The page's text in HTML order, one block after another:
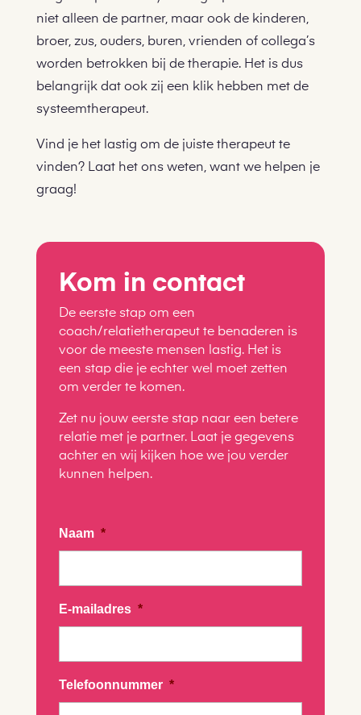
niet alleen de partner, maar ook dekinderen,
broer, zus, ouders, buren, vrienden of collega’s
worden betrokken bij de therapie. Het is dus
belangrijk dat ook zij een klik hebben met de
systeemtherapeut.
Vind je het lastig om de juiste therapeut te
vinden? Laat het ons weten, want we helpen je
graag!
Kom in contact
De eerste stap om een
coach/relatietherapeut te benaderen is
voor de meeste mensen lastig. Het is
een stap die je echter wel moet zetten
om verder te komen.
Zet nu jouw eerste stap naar een betere
relatie met je partner. Laat je gegevens
achter en wij kijken hoe we jou verder
kunnen helpen.
Naam *
E-mailadres *
Telefoonnummer *